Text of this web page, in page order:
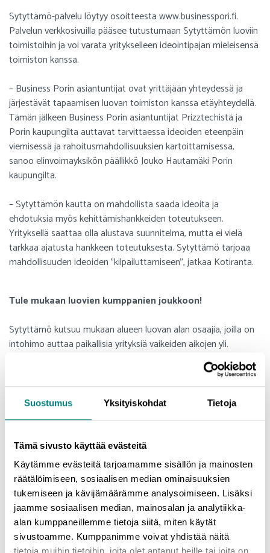
Suostumus Yksityiskohdat Tietoja
Tämä sivusto käyttää evästeitä
Käytämme evästeitä tarjoamamme sisällön ja mainosten
räätälöimiseen, sosiaalisen median ominaisuuksien
tukemiseen ja kävijämäärämme analysoimiseen. Lisäksi
jaamme sosiaalisen median, mainosalan ja analytiikka-
alan kumppaneillemme tietoja siitä, miten käytät
sivustoamme. Kumppanimme voivat yhdistää näitä
Sytyttämö-palvelu löytyy osoitteesta www.businesspori.fi.
Palvelun verkkosivuilla pääsee tutustumaan Sytyttämön luoviin
toimistoihin ja voi varata yritykselleen ideointipajan mieleisensä
toimiston kanssa.
– Business Porin asiantuntijat ovat yrittäjään yhteydessä ja
järjestävät tapaamisen luovan toimiston kanssa etäyhteydellä.
Tämän jälkeen Business Porin asiantuntijat Prizztechistä ja
Porin kaupungilta auttavat tarvittaessa ideoiden eteenpäin
viemisessä ja rahoitusmahdollisuuksien kartoittamisessa,
sanoo elinvoimayksikön päällikkö Jouko Hautamäki Porin
kaupungilta.
– Sytyttämön kautta on mahdollista saada ideoita ja
ehdotuksia myös kehittämishankkeiden toteutukseen.
Yrityksellä saattaa olla alustava suunnitelma, mutta ei vielä
tarkkaa ajatusta hankkeen toteutuksesta. Sytyttämö tarjoaa
mahdollisuuden ideoiden ”kilpailuttamiseen”, jatkaa Kotiranta.
Tule mukaan luovien kumppanien joukkoon!
Sytyttämö kutsuu mukaan alueen luovan alan osaajia, joilla on
intohimo auttaa paikallisia yrityksiä vaikeiden aikojen yli.
– Jos on hallussa markkinointiviestinnän uusimmat temput sekä
kokemusta palvelujen muotoilusta ja brändin kehittämisestä,
kannattaa ehdottomasti hakea mukaan. Luoville toimistoille
maksetaan korvaus Sytyttämö-alustan kautta järjestetyistä
Sytyttämö-palvelu on konseptoitu Prizztechin ja Satakunnan
kauppakamarin i9 – Nine Elements of Innovation -hankkeessa.
Hanketta rahoittavat Satakuntaliitto EAKR-rahoituksella sekä
Porin, Ulvilan, Harjavallan ja Kokemäen kaupungit.
Mikä on Business Pori?